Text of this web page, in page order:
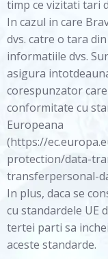
timp ce vizitati tari
In cazul in care
dvs. catre o tara
informatiile dvs.
asigura
corespunzator
conformitate cu
Europeana
(https://
protection/data-
transferpersonal-
In plus, daca se
cu standardele UE
tertei parti sa
aceste standarde.